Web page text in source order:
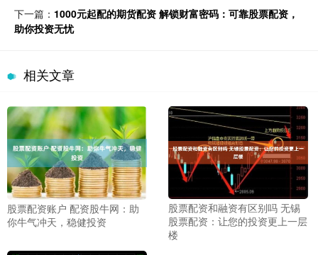
下一篇： 1000元起配的期货配资 解锁财富密码：可靠股票配资，
助你投资无忧
相关文章
股票配资账户 配资股牛网：助
你牛气冲天，稳健投资
股票配资和融资有区别吗 无锡
股票配资：让您的投资更上一层
楼